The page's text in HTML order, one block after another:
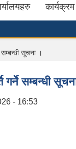
सम्बन्धी सूचना ।
गर्ने सम्बन्धी
- 16:53